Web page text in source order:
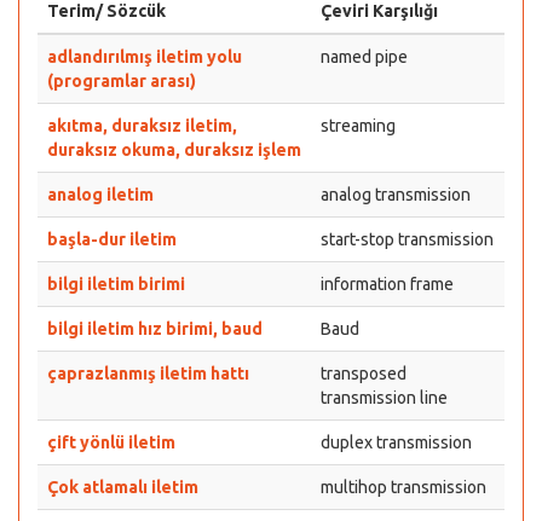
Terim/ Sözcük Çeviri Karşılığı
adlandırılmış iletim yolu
(programlar arası)
named pipe
akıtma, duraksız iletim,
duraksız okuma, duraksız işlem
streaming
analog iletim analog transmission
başla-dur iletim start-stop transmission
bilgi iletim birimi information frame
bilgi iletim hız birimi, baud Baud
çaprazlanmış iletim hattı
transposed
transmission line
çift yönlü iletim duplex transmission
Çok atlamalı iletim multihop transmission